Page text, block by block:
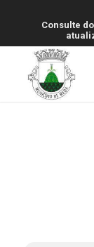
Consulte